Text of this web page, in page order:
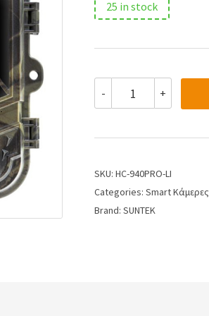
25 in stock
- +
SKU: HC-940PRO-LI
Categories: Smart Κάμερες
Brand: SUNTEK